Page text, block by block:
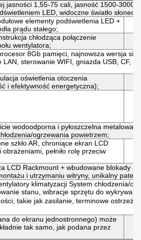
jasności 1,55-75 cali, jasność 1500-3000
LED, widoczne światło
elementy podświetlenia LED +
prądu stałego;
chłodząca połączenie
wentylatora;
8Gb pamięci, najnowsza wersja
LAN, sterowanie WIFI, gniazda USB, CF,
oświetlenia otoczenia
i efektywność energetyczna);
wodoodporna i pyłoszczelna metalowa
ogrzewania powietrzem;
szkło AR, chroniące ekran LCD
pełniło rolę przeciw
LCD Rackmount + wbudowane blokady
i utrzymaniu witryny, unikalny patent
klimatyzacji System chłodzenia/
stanu, wibracje sprzętu do
takie jak zasilanie, terminowe
do ekranu jednostronnego) może
tak samo, jak podana przez